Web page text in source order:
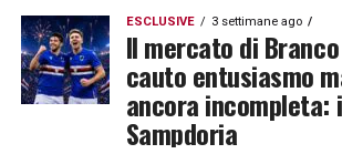
ESCLUSIVE 3 settimane ago
Il mercato di
cauto entusiasmo
ancora incompleta:
Sampdoria